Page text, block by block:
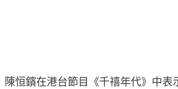
陳恒鑌在港台節目《千禧年代》中